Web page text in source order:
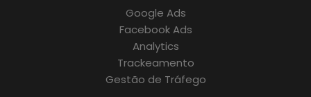
Google Ads
Facebook Ads
Analytics
Trackeamento
Gestão de Tráfego